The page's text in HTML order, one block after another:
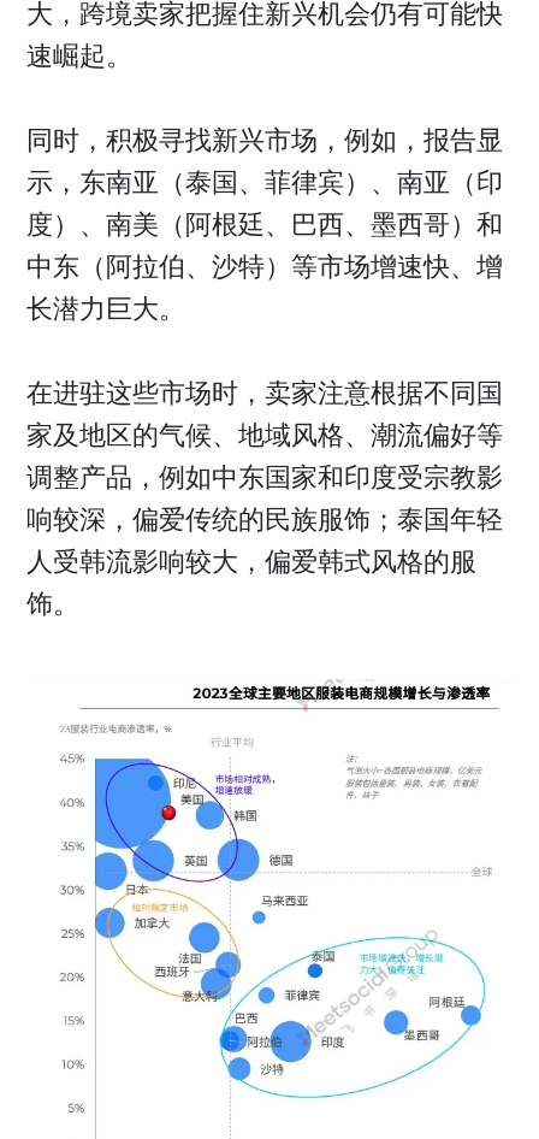
大，跨境卖家把握住新兴机会仍有可能快
速崛起。
同时，积极寻找新兴市场，例如，报告显
示，东南亚（泰国、菲律宾）、南亚（印
度）、南美（阿根廷、巴西、墨西哥）和
中东（阿拉伯、沙特）等市场增速快、增
长潜力巨大。
在进驻这些市场时，卖家注意根据不同国
家及地区的气候、地域风格、潮流偏好等
调整产品，例如中东国家和印度受宗教影
响较深，偏爱传统的民族服饰；泰国年轻
人受韩流影响较大，偏爱韩式风格的服
饰。